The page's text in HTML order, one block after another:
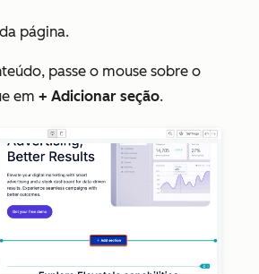
da página.
passe o mouse sobre o
em + Adicionar seção.